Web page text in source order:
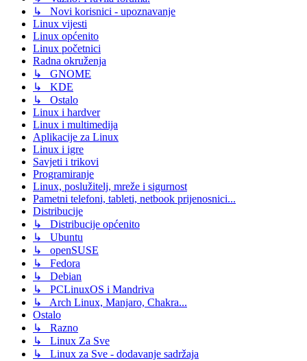
↳ Novi korisnici - upoznavanje
Linux vijesti
Linux općenito
Linux početnici
Radna okruženja
↳ GNOME
↳ KDE
↳ Ostalo
Linux i hardver
Linux i multimedija
Aplikacije za Linux
Linux i igre
Savjeti i trikovi
Programiranje
Linux, poslužitelj, mreže i sigurnost
Pametni telefoni, tableti, netbook prijenosnici...
Distribucije
↳ Distribucije općenito
↳ Ubuntu
↳ openSUSE
↳ Fedora
↳ Debian
↳ PCLinuxOS i Mandriva
↳ Arch Linux, Manjaro, Chakra...
Ostalo
↳ Razno
↳ Linux Za Sve
↳ Linux za Sve - dodavanje sadržaja